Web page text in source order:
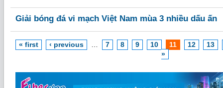
Giải bóng đá vi mạch Việt Nam mùa 3 nhiều dấu ấn
« first ‹ previous 7 8 9 10 11 12
13
»